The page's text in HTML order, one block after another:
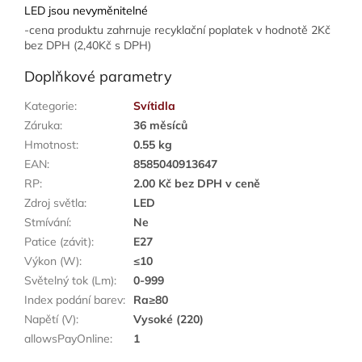
LED jsou nevyměnitelné
-cena produktu zahrnuje recyklační poplatek v hodnotě 2Kč
bez DPH (2,40Kč s DPH)
Doplňkové parametry
Kategorie:
Svítidla
Záruka:
36 měsíců
Hmotnost:
0.55 kg
EAN:
8585040913647
RP:
2.00 Kč bez DPH v ceně
Zdroj světla:
LED
Stmívání:
Ne
Patice (závit):
E27
Výkon (W):
≤10
Světelný tok (Lm):
0-999
Index podání barev:
Ra≥80
Napětí (V):
Vysoké (220)
allowsPayOnline: 1